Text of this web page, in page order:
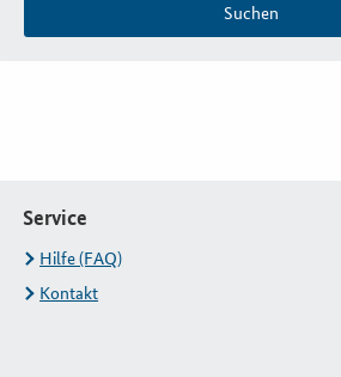
Suchen
Service
Hilfe (FAQ)
Kontakt